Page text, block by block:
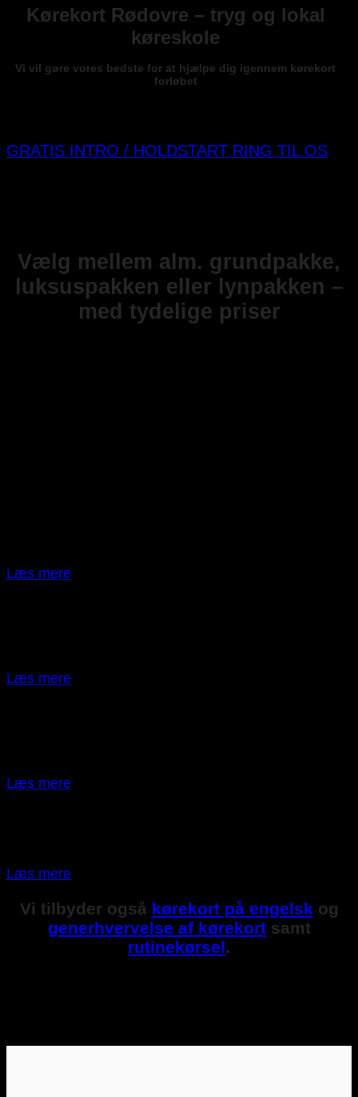
Kørekort Rødovre – tryg og lokal
køreskole
Vi vil gøre vores bedste for at hjælpe dig igennem kørekort
forløbet
GRATIS INTRO / HOLDSTART RING TIL OS
Vælg mellem alm. grundpakke,
luksuspakken eller lynpakken –
med tydelige priser
Læs mere
Læs mere
Læs mere
Læs mere
Vi tilbyder også kørekort på engelsk og
generhvervelse af kørekortsamt
rutinekørsel.